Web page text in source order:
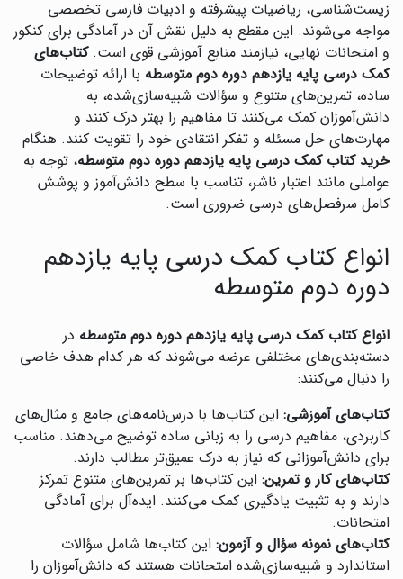
زیست‌شناسی، ریاضیات پیشرفته و ادبیات فارسی تخصصی
مواجه می‌شوند. این مقطع به دلیل نقش آن در آمادگی برای کنکور
و امتحانات نهایی، نیازمند منابع آموزشی قوی است.کتاب‌های
کمک درسی پایه یازدهم دوره دوم متوسطه با ارائه توضیحات
ساده، تمرین‌های متنوع و سؤالات شبیه‌سازی‌شده، به
دانش‌آموزان کمک می‌کنند تا مفاهیم را بهتر درک کنند و
مهارت‌های حل مسئله و تفکر انتقادی خود را تقویت کنند. هنگام
خرید کتاب کمک درسی پایه یازدهم دوره دوم متوسطه، توجه به
عواملی مانند اعتبار ناشر، تناسب با سطح دانش‌آموز و پوشش
کامل سرفصل‌های درسی ضروری است.
انواع کتاب کمک درسی پایه یازدهم
دوره دوم متوسطه
انواع کتاب کمک درسی پایه یازدهم دوره دوم متوسطه در
دسته‌بندی‌های مختلفی عرضه می‌شوند که هر کدام هدف خاصی
را دنبال می‌کنند:
کتاب‌های آموزشی: این کتاب‌ها با درس‌نامه‌های جامع و مثال‌های
کاربردی، مفاهیم درسی را به زبانی ساده توضیح می‌دهند. مناسب
برای دانش‌آموزانی که نیاز به درک عمیق‌تر مطالب دارند.
کتاب‌های کار و تمرین: این کتاب‌ها بر تمرین‌های متنوع تمرکز
دارند و به تثبیت یادگیری کمک می‌کنند. ایده‌آل برای آمادگی
امتحانات.
کتاب‌های نمونه سؤال و آزمون: این کتاب‌ها شامل سؤالات
استاندارد و شبیه‌سازی‌شده امتحانات هستند که دانش‌آموزان را